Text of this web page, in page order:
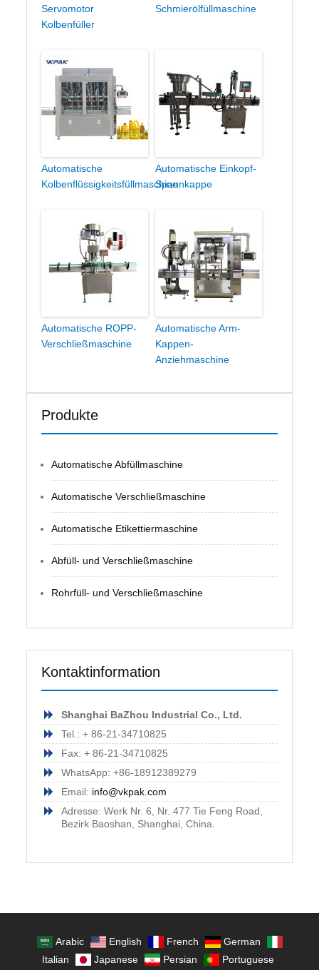
Servomotor
Kolbenfüller
Schmierölfüllmaschine
Automatische
Kolbenflüssigkeitsfüllmaschine
Automatische Einkopf-
Spannkappe
Automatische ROPP-
Verschließmaschine
Automatische Arm-
Kappen-
Anziehmaschine
Produkte
Automatische Abfüllmaschine
Automatische Verschließmaschine
Automatische Etikettiermaschine
Abfüll- und Verschließmaschine
Rohrfüll- und Verschließmaschine
Kontaktinformation
Shanghai BaZhou Industrial Co., Ltd.
Tel.: + 86-21-34710825
Fax: + 86-21-34710825
WhatsApp: +86-18912389279
Email: info@vkpak.com
Adresse: Werk Nr. 6, Nr. 477 Tie Feng Road,
Bezirk Baoshan, Shanghai, China.
Arabic English French
German
Italian
Japanese Persian Portuguese